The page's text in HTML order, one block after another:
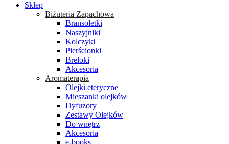
Sklep
Biżuteria Zapachowa
Bransoletki
Naszyjniki
Kolczyki
Pierścionki
Breloki
Akcesoria
Aromaterapia
Olejki eteryczne
Mieszanki olejków
Dyfuzory
Zestawy Olejków
Do wnętrz
Akcesoria